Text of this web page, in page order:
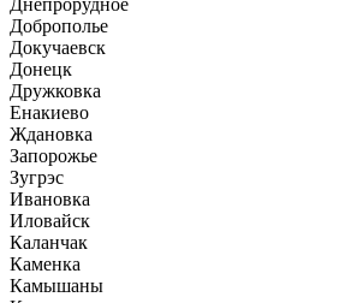
Днепрорудное
Доброполье
Докучаевск
Донецк
Дружковка
Енакиево
Ждановка
Запорожье
Зугрэс
Ивановка
Иловайск
Каланчак
Каменка
Камышаны